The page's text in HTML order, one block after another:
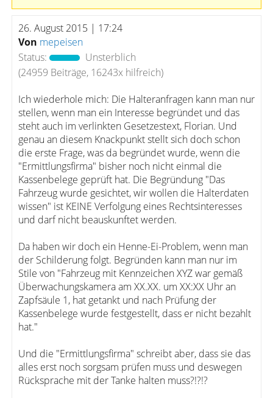
26. August 2015 | 17:24
Von mepeisen
Status:
Unsterblich
(24959 Beiträge, 16243x hilfreich)
Ich wiederhole mich: Die Halteranfragen kann man nur
stellen, wenn man ein Interesse begründet und das
steht auch im verlinkten Gesetzestext, Florian. Und
genau an diesem Knackpunkt stellt sich doch schon
die erste Frage, was da begründet wurde, wenn die
"Ermittlungsfirma" bisher noch nicht einmal die
Kassenbelege geprüft hat. Die Begründung "Das
Fahrzeug wurde gesichtet, wir wollen die Halterdaten
wissen" ist KEINE Verfolgung eines Rechtsinteresses
und darf nicht beauskunftet werden.
Da haben wir doch ein Henne-Ei-Problem, wenn man
der Schilderung folgt. Begründen kann man nur im
Stile von "Fahrzeug mit Kennzeichen XYZ war gemäß
Überwachungskamera am XX.XX. um XX:XX Uhr an
Zapfsäule 1, hat getankt und nach Prüfung der
Kassenbelege wurde festgestellt, dass er nicht bezahlt
hat."
Und die "Ermittlungsfirma" schreibt aber, dass sie das
alles erst noch sorgsam prüfen muss und deswegen
Rücksprache mit der Tanke halten muss?!?!?